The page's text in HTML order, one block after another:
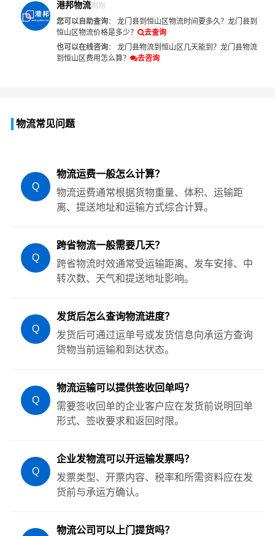
港邦物流刚刚
您可以自助查询： 龙门县到恒山区物流时间要多久？ 龙门县到
恒山区物流价格是多少？
去查询
也可以在线咨询： 龙门县物流到恒山区几天能到？ 龙门县物流
到恒山区费用怎么算？
去咨询
物流常见问题
Q
物流运费一般怎么计算？
物流运费通常根据货物重量、体积、运输距
离、提送地址和运输方式综合计算。
Q
跨省物流一般需要几天？
跨省物流时效通常受运输距离、发车安排、中
转次数、天气和提送地址影响。
Q
发货后怎么查询物流进度？
发货后可通过运单号或发货信息向承运方查询
货物当前运输和到达状态。
Q
物流运输可以提供签收回单吗？
需要签收回单的企业客户应在发货前说明回单
形式、签收要求和返回时限。
Q
企业发物流可以开运输发票吗？
发票类型、开票内容、税率和所需资料应在发
货前与承运方确认。
物流公司可以上门提货吗？